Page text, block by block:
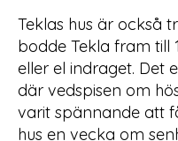
Teklas hus är också
bodde Tekla fram till
eller el indraget. Det
där vedspisen om
varit spännande att
hus en vecka om